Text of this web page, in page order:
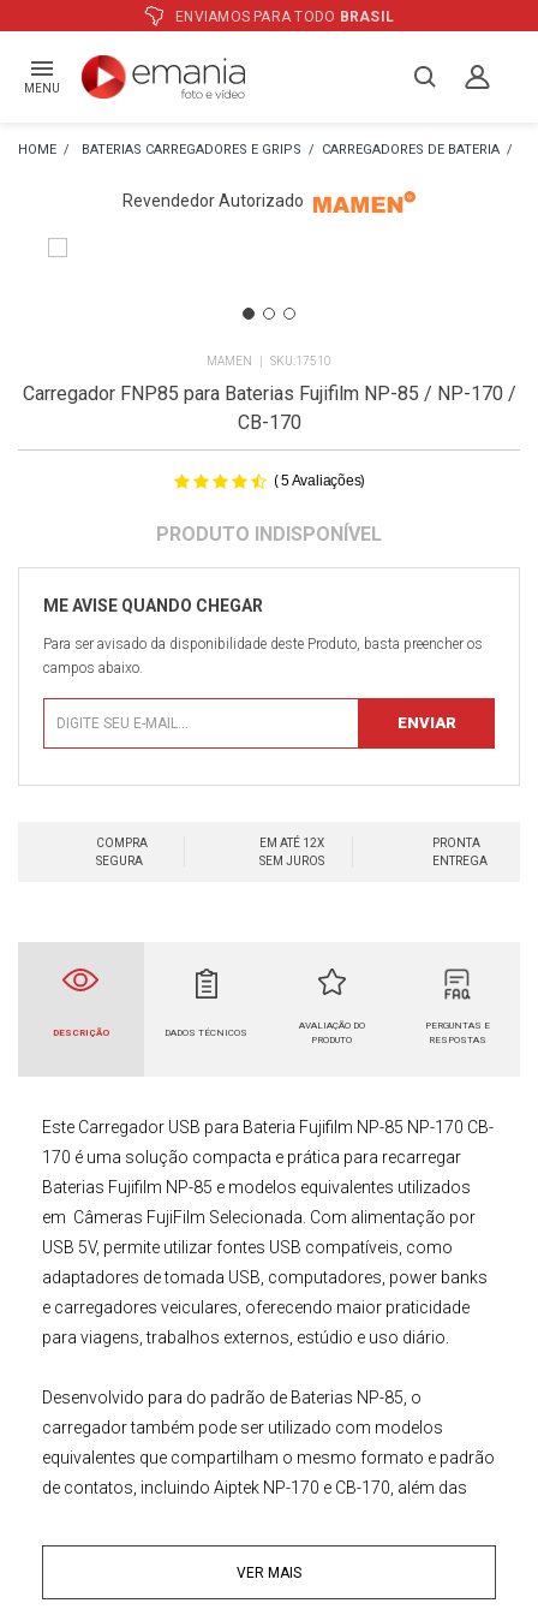
ATÉ 12XE PREÇO ESPECIALNO BOLETO
MENU
BATERIAS CARREGADORES E GRIPS CARREGADORES DE BATERIA
Revendedor Autorizado
MAMEN 17510
Carregador FNP85 para Baterias Fujifilm NP-85 / NP-170 /
CB-170
(5Avaliações)
Para ser avisado da disponibilidade deste Produto, basta preencher os
campos abaixo.
COMPRA
SEGURA
EM ATÉ 12X
SEM JUROS
PRONTA
ENTREGA
DESCRIÇÃO DADOS TÉCNICOS
AVALIAÇÃO DO
PRODUTO
PERGUNTAS E
RESPOSTAS
Este Carregador USB para Bateria Fujifilm NP-85 NP-170 CB-
170 é uma solução compacta e prática para recarregar
Baterias Fujifilm NP-85 e modelos equivalentes utilizados
em Câmeras FujiFilm Selecionada . Com alimentação por
USB 5V, permite utilizar fontes USB compatíveis, como
adaptadores de tomada USB, computadores, power banks
e carregadores veiculares, oferecendo maior praticidade
para viagens, trabalhos externos, estúdio e uso diário.
Desenvolvido para do padrão de Baterias NP-85 , o
carregador também pode ser utilizado com modelos
equivalentes que compartilham o mesmo formato e padrão
de contatos, incluindo Aiptek NP-170 e CB-170, além das
Carregador de Baterias FujiFilm NP-85, NP-
VER MAIS